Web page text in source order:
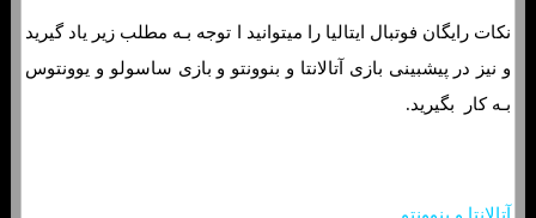
نکات رایگان فوتبال ایتالیا را میتوانید ا توجه بـه مطلب زیر یاد گیرید
و نیز در پیشبینی بازی آتالانتا و بنوونتو و بازی ساسولو و یوونتوس
بـه کار بگیرید.